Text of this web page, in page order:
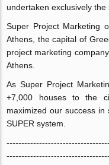
undertaken exclusively the
Super Project Marketing
Athens, the capital of
project marketing
Athens.
As Super Project
+7,000 houses to the
maximized our success
SUPER system.